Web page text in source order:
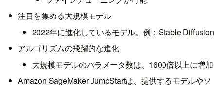
注目を集める大規模モデル
2022年に進化しているモデル。例：Stable Diffusion
アルゴリズムの飛躍的な進化
大規模モデルのパラメータ数は、1600倍以上に増加
Amazon SageMaker JumpStartは、提供するモデルやソ